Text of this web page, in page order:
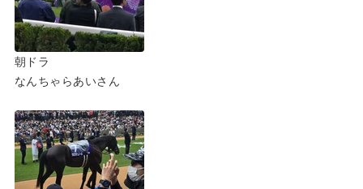
朝ドラ
なんちゃらあいさん